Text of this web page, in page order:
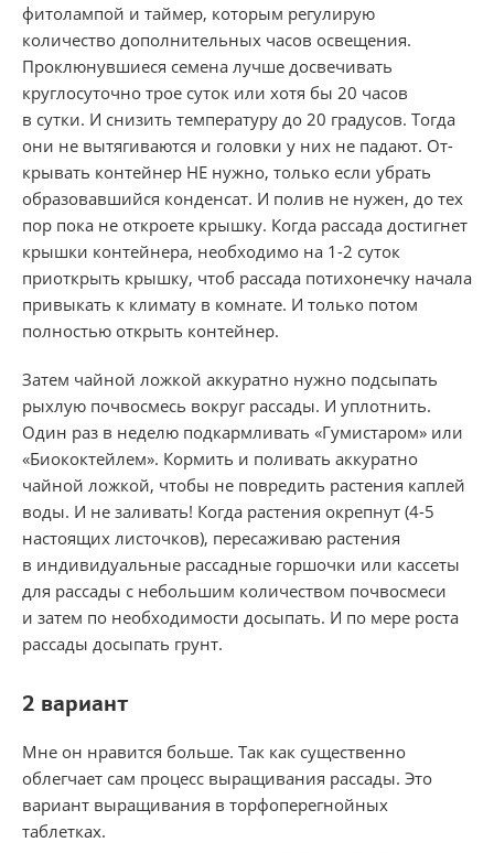
фитолампой и таймер, которым регулирую
количество дополнительных часов освещения.
Проклюнувшиеся семена лучше досвечивать
круглосуточно трое суток или хотя бы 20 часов
в сутки. И снизить температуру до 20 градусов. Тогда
они не вытягиваются и головки у них не падают. От-
крывать контейнер НЕ нужно, только если убрать
образовавшийся конденсат. И полив не нужен, до тех
пор пока не откроете крышку. Когда рассада достигнет
крышки контейнера, необходимо на 1-2 суток
приоткрыть крышку, чтоб рассада потихонечку начала
привыкать к климату в комнате. И только потом
полностью открыть контейнер.
Затем чайной ложкой аккуратно нужно подсыпать
рыхлую почвосмесь вокруг рассады. И уплотнить.
Один раз в неделю подкармливать «Гумистаром» или
«Биококтейлем». Кормить и поливать аккуратно
чайной ложкой, чтобы не повредить растения каплей
воды. И не заливать! Когда растения окрепнут (4-5
настоящих листочков), пересаживаю растения
в индивидуальные рассадные горшочки или кассеты
для рассады с небольшим количеством почвосмеси
и затем по необходимости досыпать. И по мере роста
рассады досыпать грунт.
2 вариант
Мне он нравится больше. Так как существенно
облегчает сам процесс выращивания рассады. Это
вариант выращивания в торфоперегнойных
таблетках.